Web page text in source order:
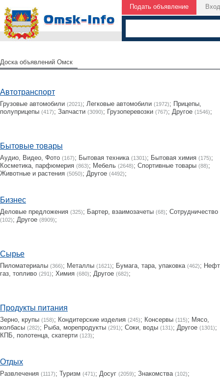
Подать объявление Вход
Доска объявлений Омск
Автотранспорт
Грузовые автомобили (2021); Легковые автомобили (1972); Прицепы,
полуприцепы (417); Запчасти (3090); Грузоперевозки (767); Другое (1546);
Бытовые товары
Аудио, Видео, Фото (167); Бытовая техника (1301); Бытовая химия (175);
Косметика, парфюмерия (863); Мебель (2648); Cпортивные товары (88);
Животные и растения (5050); Другое (4492);
Бизнес
Деловые предложения (325); Бартер, взаимозачеты (68); Сотрудничество
(102); Другое (8909);
Сырье
Пиломатериалы (366); Металлы (1621); Бумага, тара, упаковка (462);
газ, топливо (291); Химия (680); Другое (682);
Продукты питания
Зерно, крупы (158); Кондитерские изделия (245); Консервы (115); Мясо,
колбасы (282); Рыба, морепродукты (291); Соки, воды (131); Другое (1301);
КПБ, полотенца, скатерти (123);
Отдых
Развлечения (1117); Туризм (471); Досуг (2059); Знакомства (102);